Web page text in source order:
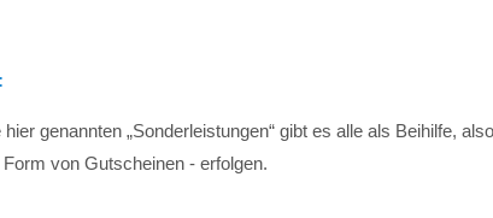
hier genannten „Sonderleistungen“ gibt es alle als Beihilfe,
von Gutscheinen - erfolgen.